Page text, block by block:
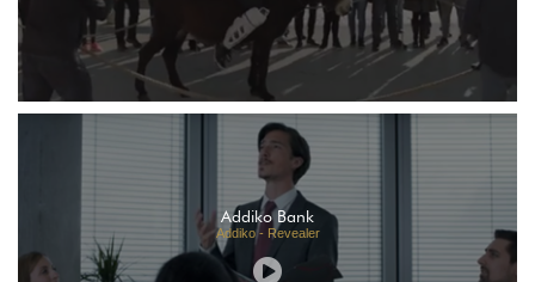
Addiko Bank
Addiko - Revealer